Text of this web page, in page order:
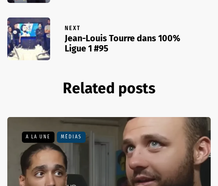
NEXT
Jean-Louis Tourre dans 100%
Ligue 1 #95
Related posts
A LA UNE MÉDIAS